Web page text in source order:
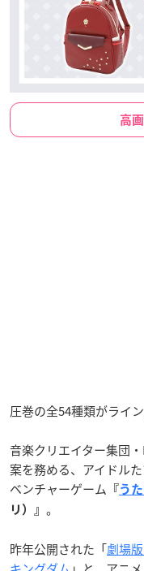
高
圧巻の全54種類がライ
音楽クリエイター集団
案を務める、アイドル
ベンチャーゲーム 『う
リ）』 。
昨年公開された「劇場